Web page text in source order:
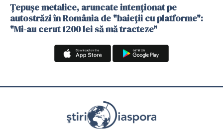
Țepușe metalice, aruncate intenționat pe
autostrăzi în România de "baieții cu platforme":
"Mi-au cerut 1200 lei să mă tracteze"